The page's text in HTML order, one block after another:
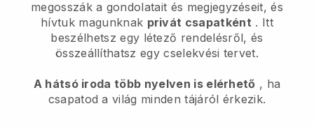
megosszák a gondolatait és megjegyzéseit, és
hívtuk magunknak privát csapatként . Itt
beszélhetsz egy létező rendelésről, és
összeállíthatsz egy cselekvési tervet.
A hátsó iroda több nyelven is elérhető , ha
csapatod a világ minden tájáról érkezik.